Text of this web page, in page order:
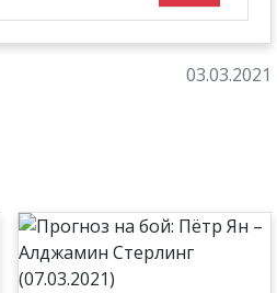
03.03.2021